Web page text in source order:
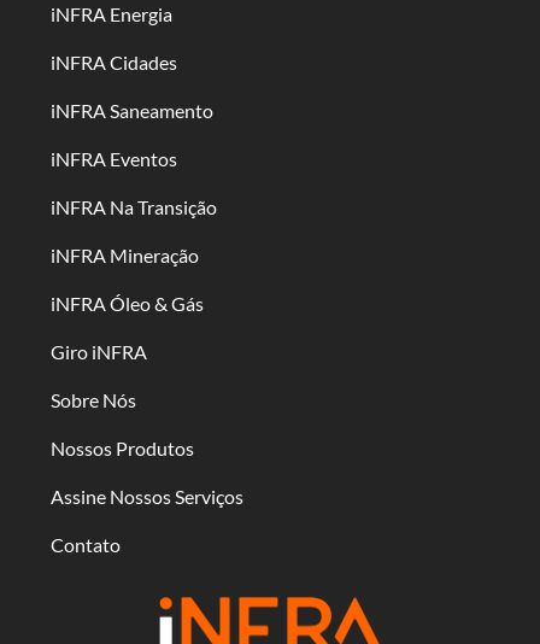
iNFRA Energia
iNFRA Cidades
iNFRA Saneamento
iNFRA Eventos
iNFRA Na Transição
iNFRA Mineração
iNFRA Óleo & Gás
Giro iNFRA
Sobre Nós
Nossos Produtos
Assine Nossos Serviços
Contato